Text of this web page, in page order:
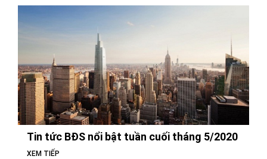
Tin tức BĐS nổi bật tuần cuối tháng 5/2020
XEM TIẾP